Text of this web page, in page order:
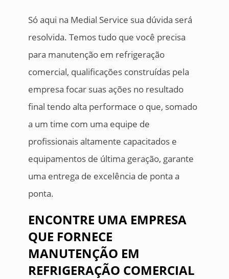
Só aqui na Medial Service sua dúvida será
resolvida. Temos tudo que você precisa
para manutenção em refrigeração
comercial, qualificações construídas pela
empresa focar suas ações no resultado
final tendo alta performace o que, somado
a um time com uma equipe de
profissionais altamente capacitados e
equipamentos de última geração, garante
uma entrega de excelência de ponta a
ponta.
ENCONTRE UMA EMPRESA
QUE FORNECE
MANUTENÇÃO EM
REFRIGERAÇÃO COMERCIAL